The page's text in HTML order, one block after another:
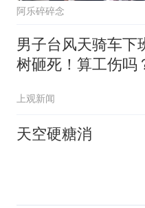
阿乐碎碎念
男子台风天骑车下
树砸死！算工伤吗
法院判了
上观新闻
天空硬糖消